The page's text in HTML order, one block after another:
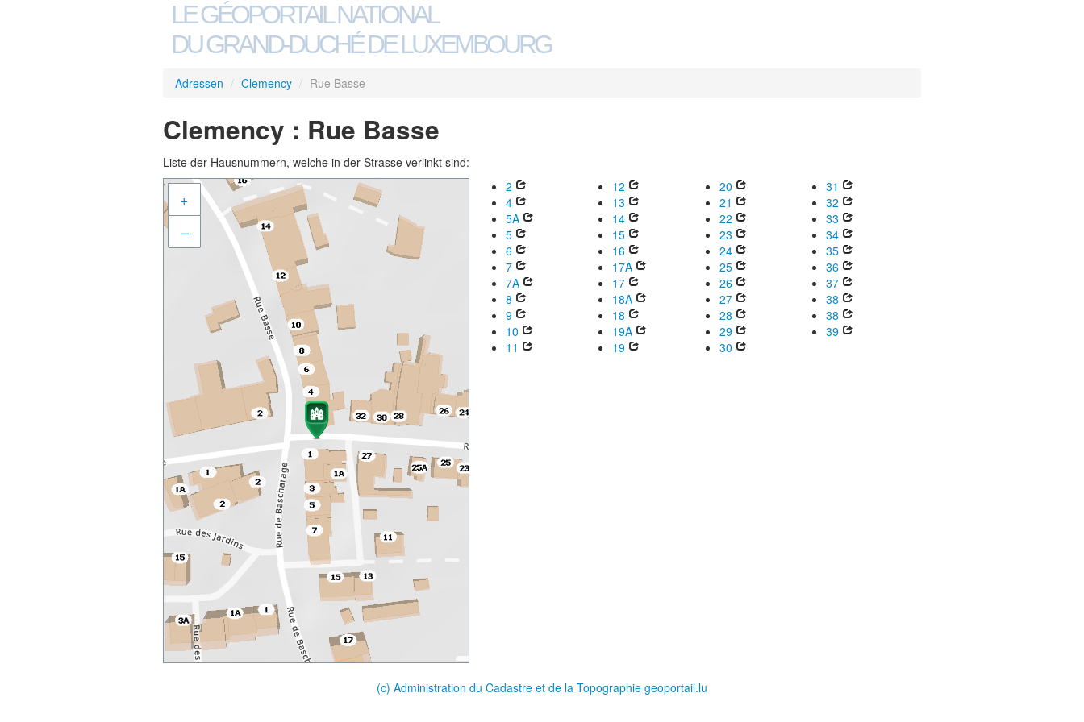
LE GÉOPORTAIL NATIONAL
DU GRAND-DUCHÉ DE LUXEMBOURG
Adressen / Clemency / Rue Basse
Clemency : Rue Basse
Liste der Hausnummern, welche in der Strasse verlinkt sind:
+
–
2
4
5A
5
6
7
7A
8
9
10
11
12
13
14
15
16
17A
17
18A
18
19A
19
20
21
22
23
24
25
26
27
28
29
30
31
32
33
34
35
36
37
38
38
39
(c) Administration du Cadastre et de la Topographie geoportail.lu